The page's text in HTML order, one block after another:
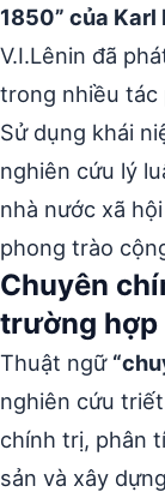
1850” của
V.I.Lênin đã
trong nhiều tác
Sử dụng khái
nghiên cứu lý
nhà nước xã
phong trào
Chuyên
trường hợp
Thuật ngữ
nghiên cứu
chính trị, phân
sản và xây